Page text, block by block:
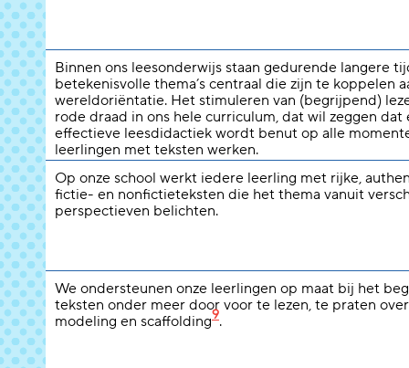
Binnen ons leesonderwijs staan gedurende langere
betekenisvolle thema’s centraal die zijn te koppelen
wereldoriëntatie. Het stimuleren van (begrijpend)
rode draad in ons hele curriculum, dat wil zeggen dat
effectieve leesdidactiek wordt benut op alle
leerlingen met teksten werken.
Op onze school werkt iedere leerling met rijke,
fictie- en nonfictieteksten die het thema vanuit
perspectieven belichten.
We ondersteunen onze leerlingen op maat bij het
teksten onder meer door voor te lezen, te praten
modeling en scaffolding9.